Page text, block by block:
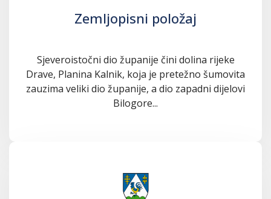
Zemljopisni položaj
Sjeveroistočni dio županije čini dolina rijeke
Drave, Planina Kalnik, koja je pretežno šumovita
zauzima veliki dio županije, a dio zapadni dijelovi
Bilogore...